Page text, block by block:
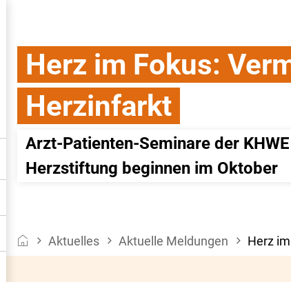
Herz im Fokus:
Herzinfarkt
Arzt-Patienten-Seminare der
Herzstiftung beginnen im Oktober
Aktuelles Aktuelle Meldungen Herz